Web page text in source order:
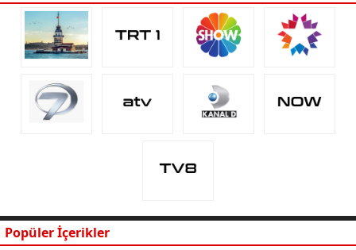
Popüler İçerikler